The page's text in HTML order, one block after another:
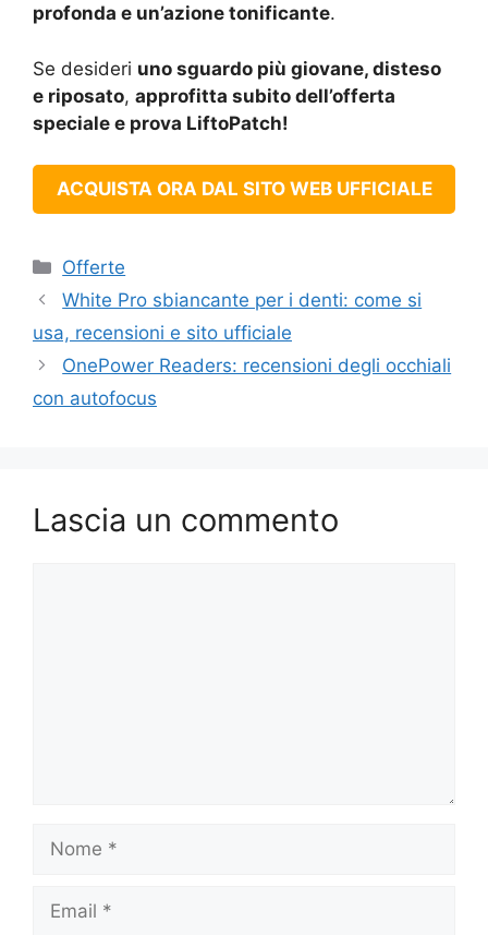
profonda e un’azione tonificante.
Se desideri uno sguardo più giovane, disteso
e riposato, approfitta subito dell’offerta
speciale e prova LiftoPatch!
ACQUISTA ORA DAL SITO WEB UFFICIALE
Categorie
Offerte
White Pro sbiancante per i denti: come si
usa, recensioni e sito ufficiale
OnePower Readers: recensioni degli occhiali
con autofocus
Lascia un commento
Nome
Email